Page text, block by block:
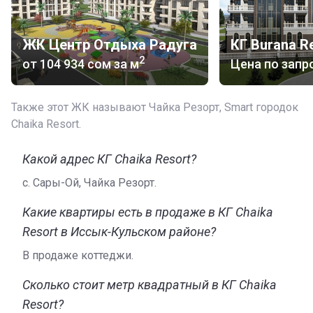
переливом воды;
спортивно-оздоровительный комплекс;
площадки с безопасным покрытием, где сможет
играть детвора;
наземная крытая парковка;
причал;
охрана;
видеонаблюдение.
дорожки. Предусмотрена тщательно продуманная
система уличного освещения.
Жилой фонд
В новостройке можно купить не только коттедж, но
четырех хозяев. В стоимость входят окна из
четырехкамерного коричневого металлопластикового
профиля с трехкамерными стеклопакетами,
ЖК Центр Отдыха Радуга
от ‍104 934 сомза м2
КГ Burana
Цена по
Также этот ЖК называют Чайка Резорт, Smart городок
Chaika Resort.
Какой адрес КГ Chaika Resort?
с. Сары-Ой, Чайка Резорт.
Какие квартиры есть в продаже в КГ Chaika
Resort в Иссык-Кульском районе?
В продаже коттеджи.
Сколько стоит метр квадратный в КГ Chaika
Resort?